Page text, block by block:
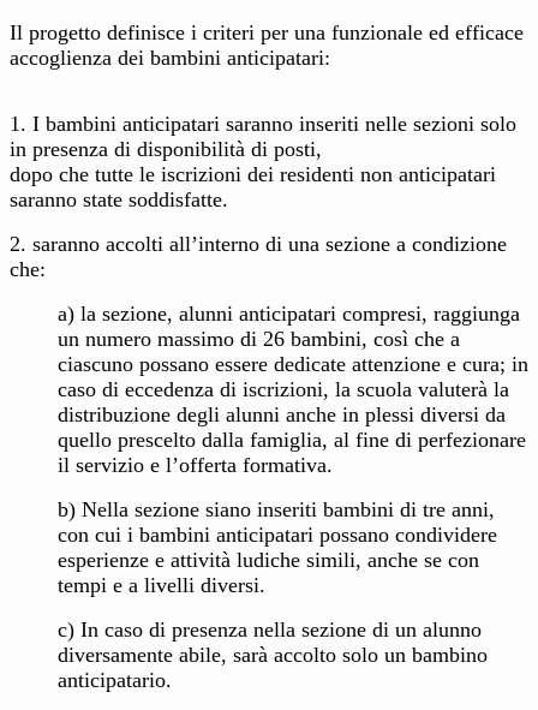
Il progetto definisce i criteri per una funzionale ed efficace
accoglienza dei bambini anticipatari:
1. I bambini anticipatari saranno inseriti nelle sezioni solo
in presenza di disponibilità di posti,
dopo che tutte le iscrizioni dei residenti non anticipatari
saranno state soddisfatte.
2. saranno accolti all’interno di una sezione a condizione
che:
a) la sezione, alunni anticipatari compresi, raggiunga
un numero massimo di 26 bambini, così che a
ciascuno possano essere dedicate attenzione e cura; in
caso di eccedenza di iscrizioni, la scuola valuterà la
distribuzione degli alunni anche in plessi diversi da
quello prescelto dalla famiglia, al fine di perfezionare
il servizio e l’offerta formativa.
b) Nella sezione siano inseriti bambini di tre anni,
con cui i bambini anticipatari possano condividere
esperienze e attività ludiche simili, anche se con
tempi e a livelli diversi.
c) In caso di presenza nella sezione di un alunno
diversamente abile, sarà accolto solo un bambino
anticipatario.